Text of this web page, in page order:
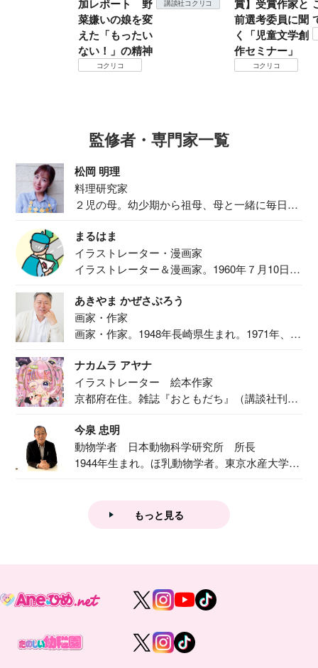
加レポート 野
菜嫌いの娘を変
えた「もったい
ない！」の精神
コクリコ
講談社コクリコ
賞】受賞作家と
前選考委員に聞
く「児童文学創
作セミナー」
コクリコ
監修者・専門家一覧
松岡 明理
料理研究家
２児の母。幼少期から祖母、母と一緒に毎日の
まるはま
イラストレーター・漫画家
イラストレーター＆漫画家。1960年７月10日生
あきやま かぜさぶろう
画家・作家
画家・作家。1948年長崎県生まれ。1971年、
ナカムラ アヤナ
イラストレーター 絵本作家
京都府在住。雑誌『おともだち』（講談社刊）
今泉 忠明
動物学者 日本動物科学研究所 所長
1944年生まれ。ほ乳動物学者。東京水産大学卒
もっと見る